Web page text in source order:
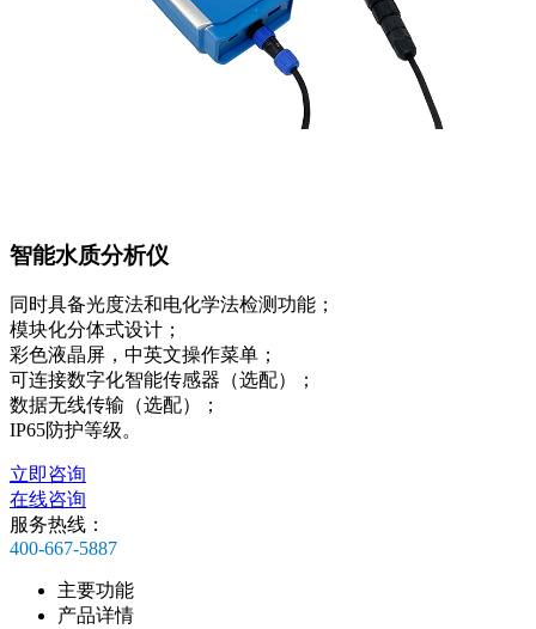
智能水质分析仪
同时具备光度法和电化学法检测功能；
模块化分体式设计；
彩色液晶屏，中英文操作菜单；
可连接数字化智能传感器（选配）；
数据无线传输（选配）；
IP65防护等级。
立即咨询
在线咨询
服务热线：
400-667-5887
主要功能
产品详情